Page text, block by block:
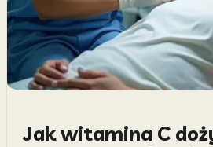
Jak witamina C